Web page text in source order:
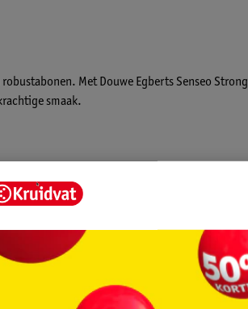
Met Douwe Egberts Senseo Strong
smaak.